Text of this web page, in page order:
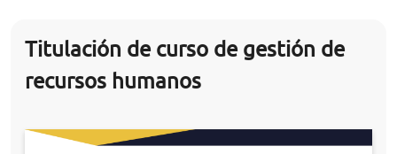
Titulación de curso de gestión de
recursos humanos